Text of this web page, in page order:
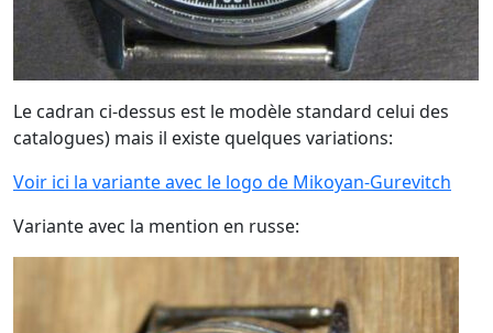
Le cadran ci-dessus est le modèle standard celui des
catalogues) mais il existe quelques variations:
Voir ici la variante avec le logo de Mikoyan-Gurevitch
Variante avec la mention en russe: